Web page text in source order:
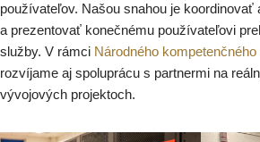
používateľov. Našou snahou je koordinovať
a prezentovať konečnému používateľovi
služby. V rámci Národného
rozvíjame aj spoluprácu s partnermi na
vývojových projektoch.